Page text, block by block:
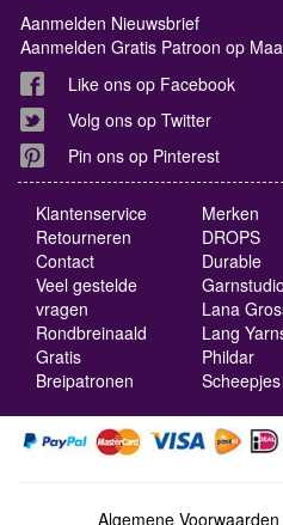
Aanmelden Nieuwsbrief
Aanmelden Gratis Patroon op
Like ons op Facebook
Volg ons op Twitter
Pin ons op Pinterest
Klantenservice
Retourneren
Contact
Veel gestelde
vragen
Rondbreinaald
Gratis
Breipatronen
Merken
DROPS
Durable
Garnstudio
Lana
Lang
Phildar
Scheepjes
Algemene Voorwaarden